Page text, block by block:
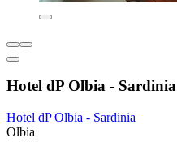
Hotel dP Olbia - Sardinia
Hotel dP Olbia - Sardinia
Olbia